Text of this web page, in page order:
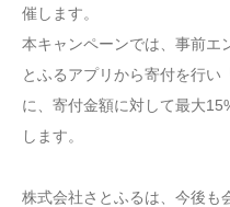
催します。
本キャンペーンでは、事前エ
とふるアプリから寄付を行い
に、寄付金額に対して最大
します。
株式会社さとふるは、今後も